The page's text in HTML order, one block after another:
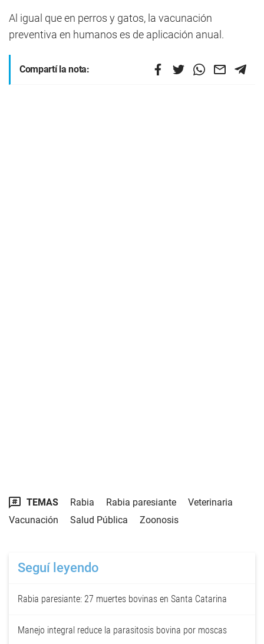
Al igual que en perros y gatos, la vacunación
preventiva en humanos es de aplicación anual.
Compartí la nota:
TEMAS Rabia Rabia paresiante
Veterinaria
Vacunación
Salud Pública Zoonosis
Seguí leyendo
Rabia paresiante: 27 muertes bovinas en Santa Catarina
Manejo integral reduce la parasitosis bovina por moscas